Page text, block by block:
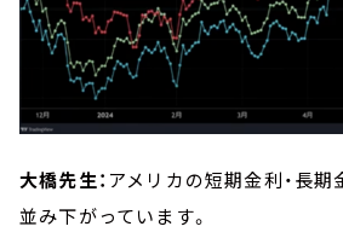
大橋先生： アメリカの短期金利・長期
並み下がっています。